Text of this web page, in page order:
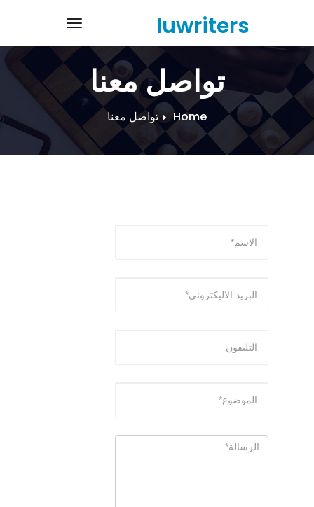
content
luwriters
تواصل معنا
Home تواصل معنا